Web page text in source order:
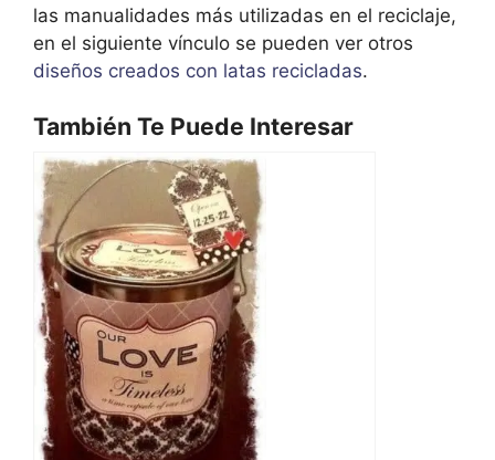
las manualidades más utilizadas en el reciclaje,
en el siguiente vínculo se pueden ver otros
diseños creados con latas recicladas.
También Te Puede Interesar